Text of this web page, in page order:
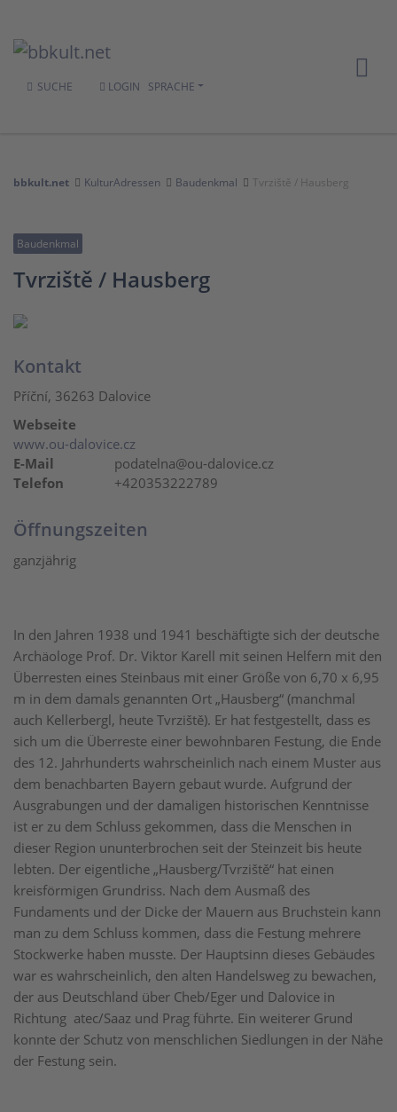
SUCHE LOGIN SPRACHE
bbkult.net KulturAdressen Baudenkmal Tvrziště / Hausberg
Baudenkmal
Tvrziště / Hausberg
In den Jahren 1938 und 1941 beschäftigte sich der deutsche
Archäologe Prof. Dr. Viktor Karell mit seinen Helfern mit den
Überresten eines Steinbaus mit einer Größe von 6,70 x 6,95
m in dem damals genannten Ort „Hausberg“ (manchmal
auch Kellerbergl, heute Tvrziště). Er hat festgestellt, dass es
sich um die Überreste einer bewohnbaren Festung, die Ende
des 12. Jahrhunderts wahrscheinlich nach einem Muster aus
dem benachbarten Bayern gebaut wurde. Aufgrund der
Ausgrabungen und der damaligen historischen Kenntnisse
ist er zu dem Schluss gekommen, dass die Menschen in
dieser Region ununterbrochen seit der Steinzeit bis heute
lebten. Der eigentliche „Hausberg/Tvrziště“ hat einen
kreisförmigen Grundriss. Nach dem Ausmaß des
Fundaments und der Dicke der Mauern aus Bruchstein kann
man zu dem Schluss kommen, dass die Festung mehrere
Stockwerke haben musste. Der Hauptsinn dieses Gebäudes
war es wahrscheinlich, den alten Handelsweg zu bewachen,
der aus Deutschland über Cheb/Eger und Dalovice in
Richtung atec/Saaz und Prag führte. Ein weiterer Grund
konnte der Schutz von menschlichen Siedlungen in der Nähe
der Festung sein.
Kontakt
Příční, 36263 Dalovice
Webseite
www.ou-dalovice.cz
E-Mail
podatelna@ou-dalovice.cz
Telefon
+420353222789
Öffnungszeiten
ganzjährig